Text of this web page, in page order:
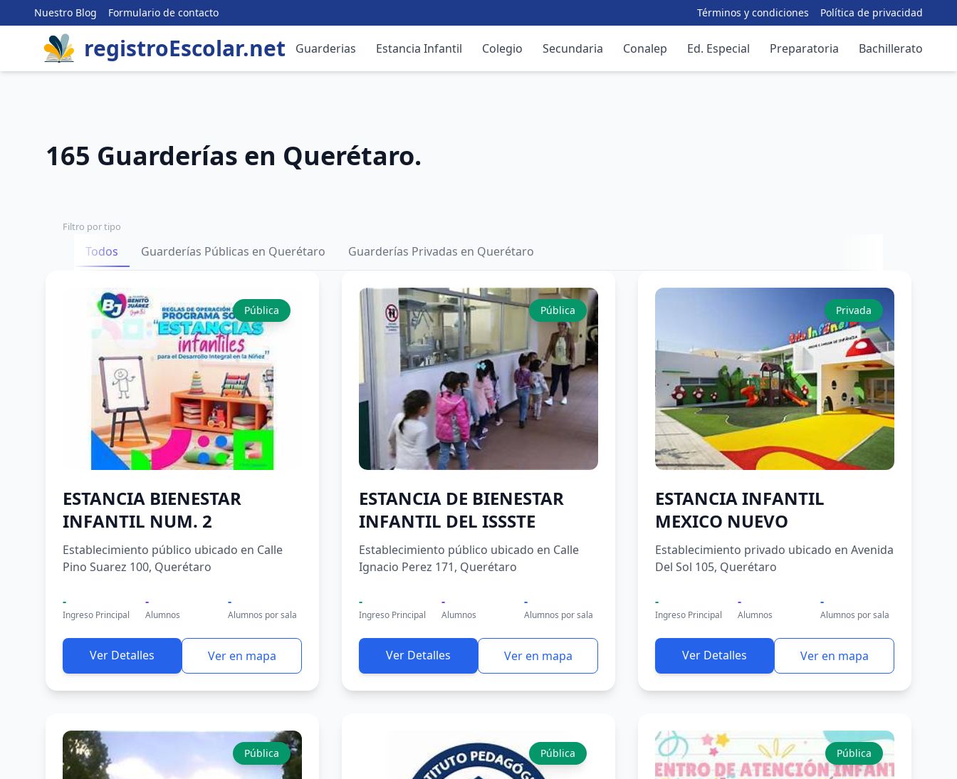
Nuestro Blog Formulario de contacto Términos y condiciones Política de privacidad
registroEscolar.net Guarderias Estancia Infantil Colegio Secundaria Conalep Ed. Especial Preparatoria Bachillerato
165 Guarderías en Querétaro.
Filtro por tipo
Todos Guarderías Públicas en Querétaro Guarderías Privadas en Querétaro
Pública
ESTANCIA BIENESTAR
INFANTIL NUM. 2
Establecimiento público ubicado en Calle
Pino Suarez 100, Querétaro
-
Ingreso Principal
-
Alumnos
-
Alumnos por sala
Ver Detalles Ver en mapa
Pública
ESTANCIA DE BIENESTAR
INFANTIL DEL ISSSTE
Establecimiento público ubicado en Calle
Ignacio Perez 171, Querétaro
-
Ingreso Principal
-
Alumnos
-
Alumnos por sala
Ver Detalles Ver en mapa
Privada
ESTANCIA INFANTIL
MEXICO NUEVO
Establecimiento privado ubicado en Avenida
Del Sol 105, Querétaro
-
Ingreso Principal
-
Alumnos
-
Alumnos por sala
Ver Detalles Ver en mapa
Pública Pública Pública